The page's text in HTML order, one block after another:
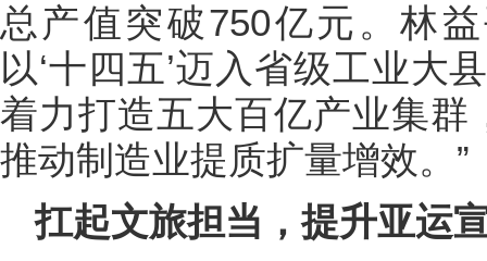
总产值突破750亿元。林
以‘十四五’迈入省级工业大
着力打造五大百亿产业集群
推动制造业提质扩量增效。”
扛起文旅担当，提升亚运